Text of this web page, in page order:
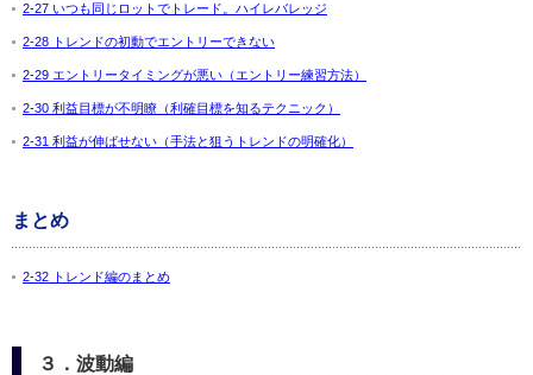
2-27 いつも同じロットでトレード。ハイレバレッジ
2-28 トレンドの初動でエントリーできない
2-29 エントリータイミングが悪い（エントリー練習方法）
2-30 利益目標が不明瞭（利確目標を知るテクニック）
2-31 利益が伸ばせない（手法と狙うトレンドの明確化）
まとめ
2-32 トレンド編のまとめ
３．波動編